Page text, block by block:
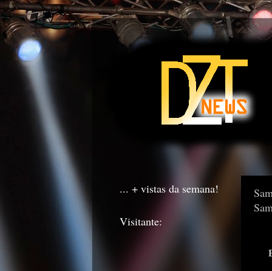
... + vistas da semana!
Visitante: